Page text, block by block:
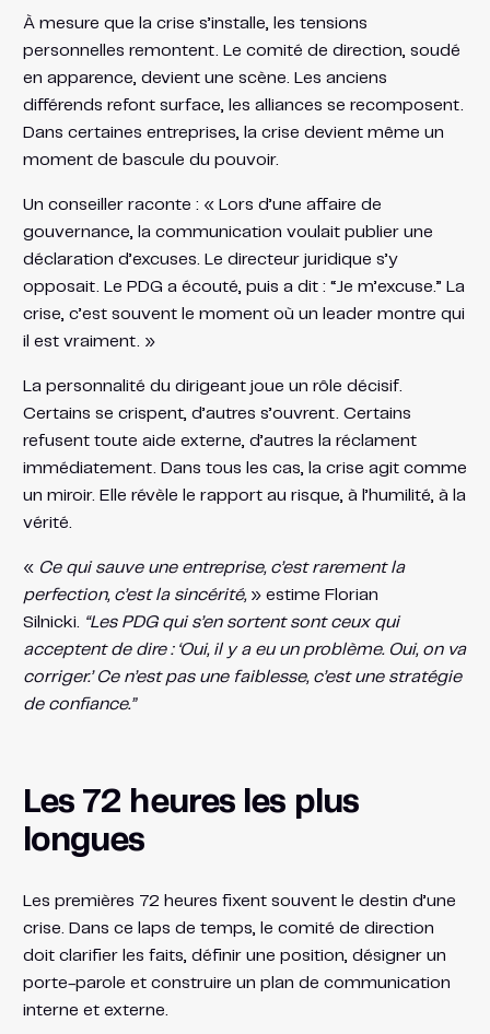
À mesure que la crise s’installe, les tensions
personnelles remontent. Le comité de direction, soudé
en apparence, devient une scène. Les anciens
différends refont surface, les alliances se recomposent.
Dans certaines entreprises, la crise devient même un
moment de bascule du pouvoir.
Un conseiller raconte : « Lors d’une affaire de
gouvernance, la communication voulait publier une
déclaration d’excuses. Le directeur juridique s’y
opposait. Le PDG a écouté, puis a dit : “Je m’excuse.” La
crise, c’est souvent le moment où un leader montre qui
il est vraiment. »
La personnalité du dirigeant joue un rôle décisif.
Certains se crispent, d’autres s’ouvrent. Certains
refusent toute aide externe, d’autres la réclament
immédiatement. Dans tous les cas, la crise agit comme
un miroir. Elle révèle le rapport au risque, à l’humilité, à la
vérité.
« Ce qui sauve une entreprise, c’est rarement la
perfection, c’est la sincérité,» estime Florian
Silnicki.
“Les PDG qui s’en sortent sont ceux qui
acceptent de dire : ‘Oui, il y a eu un problème. Oui, on va
corriger.’ Ce n’est pas une faiblesse, c’est une stratégie
de confiance.”
Les 72 heures les plus
longues
Les premières 72 heures fixent souvent le destin d’une
crise. Dans ce laps de temps, le comité de direction
doit clarifier les faits, définir une position, désigner un
porte-parole et construire un plan de communication
interne et externe.